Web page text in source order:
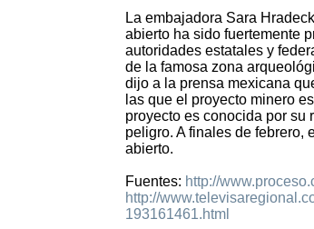
La embajadora Sara
abierto ha sido fuertemente
autoridades estatales y
de la famosa zona
dijo a la prensa mexicana
las que el proyecto minero
proyecto es conocida por su
peligro. A finales de febrero,
abierto.
Fuentes: http://
http://
193161461.html